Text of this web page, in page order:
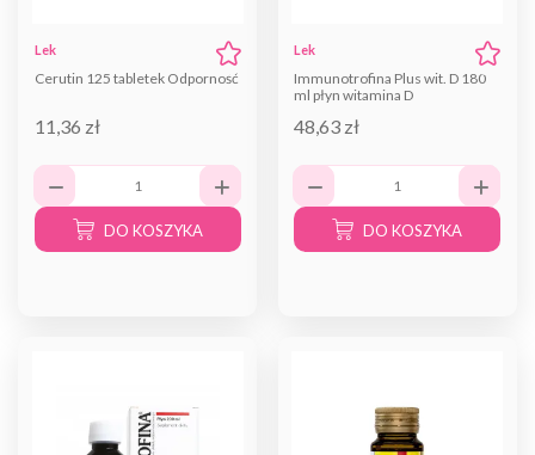
Lek
Cerutin 125 tabletek Odporność
11,36 zł
DO KOSZYKA
Lek
Immunotrofina Plus wit. D 180
ml płyn witamina D
48,63 zł
DO KOSZYKA